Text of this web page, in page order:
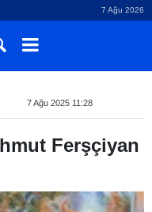
7 Ağu 2026
7 Ağu 2025 11:28
Ferşçiyan